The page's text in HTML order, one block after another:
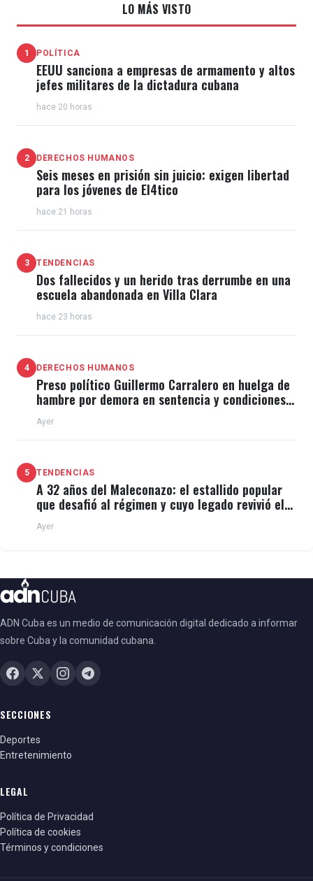
LO MÁS VISTO
1 POLÍTICA
EEUU sanciona a empresas de armamento y altos
jefes militares de la dictadura cubana
hace 20 horas
2 DERECHOS HUMANOS
Seis meses en prisión sin juicio: exigen libertad
para los jóvenes de El4tico
hace 21 horas
3 TENDENCIAS
Dos fallecidos y un herido tras derrumbe en una
escuela abandonada en Villa Clara
hace 23 horas
4 DERECHOS HUMANOS
Preso político Guillermo Carralero en huelga de
hambre por demora en sentencia y condiciones
de El Típico
Ayer
5 TENDENCIAS
A 32 años del Maleconazo: el estallido popular
que desafió al régimen y cuyo legado revivió el
11J
Ayer
ADN Cuba es un medio de comunicación digital dedicado a informar
sobre Cuba y la comunidad cubana.
SECCIONES
Deportes
Entretenimiento
LEGAL
Política de Privacidad
Política de cookies
Términos y condiciones